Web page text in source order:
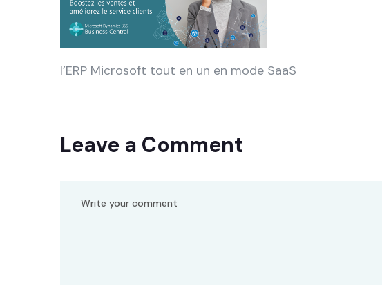
l’ERP Microsoft tout en un en mode SaaS
Leave a Comment